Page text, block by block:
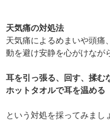
天気痛の対処法
天気痛によるめまいや頭痛
動を避け安静を心がけなが
耳を引っ張る、回す、揉む
ホットタオルで耳を温める
という対処を採ってみまし